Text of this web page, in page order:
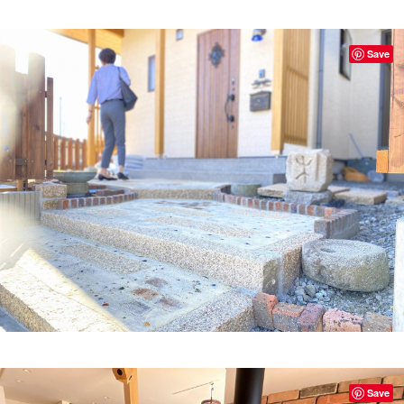
Save
Save